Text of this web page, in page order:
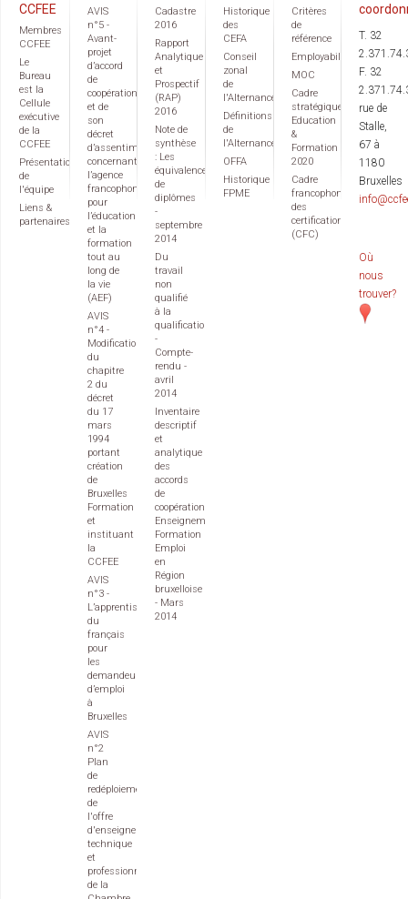
CCFEE
Membres
CCFEE
Le
Bureau
est la
Cellule
exécutive
de la
CCFEE
Présentation
de
l'équipe
Liens &
partenaires
AVIS
n°5 -
Avant-
projet
d’accord
de
coopération
et de
son
décret
d’assentiment
concernant
l’agence
francophone
pour
l’éducation
et la
formation
tout au
long de
la vie
(AEF)
AVIS
n°4 -
Modification
du
chapitre
2 du
décret
du 17
mars
1994
portant
création
de
Bruxelles
Formation
et
instituant
la
CCFEE
AVIS
n°3 -
L’apprentissage
du
français
pour
les
demandeurs
d’emploi
à
Bruxelles
AVIS
n°2
Plan
de
redéploiement
de
l'offre
d'enseignement
technique
et
professionnel
de la
Cadastre
2016
Rapport
Analytique
et
Prospectif
(RAP)
2016
Note de
synthèse
: Les
équivalences
de
diplômes
-
septembre
2014
Du
travail
non
qualifié
à la
qualification
-
Compte-
rendu -
avril
2014
Inventaire
descriptif
et
analytique
des
accords
de
coopération
Enseignement
Formation
Emploi
en
Région
bruxelloise
- Mars
2014
Historique
des
CEFA
Conseil
zonal
de
l'Alternance
Définitions
de
l'Alternance
OFFA
Historique
FPME
Critères
de
référence
Employabilité
MOC
Cadre
stratégique
Education
&
Formation
2020
Cadre
francophone
des
certifications
(CFC)
T. 32
F. 32
rue de
Stalle,
67 à
1180
Bruxelles
Où
nous
trouver?